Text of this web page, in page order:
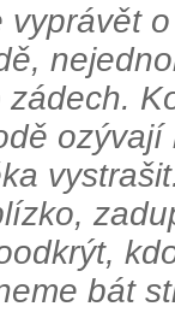
ozývají
bát